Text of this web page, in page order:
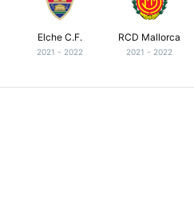
Elche C.F.
2021 - 2022
RCD Mallorca
2021 - 2022